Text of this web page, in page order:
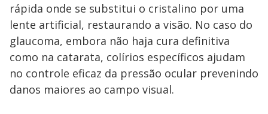
rápida onde se substitui o cristalino por uma
lente artificial, restaurando a visão. No caso do
glaucoma, embora não haja cura definitiva
como na catarata, colírios específicos ajudam
no controle eficaz da pressão ocular prevenindo
danos maiores ao campo visual.